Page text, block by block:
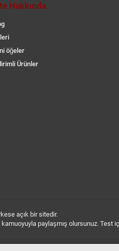
Hakkında
öğeler
Ürünler
açık bir sitedir.
paylaşmış olursunuz. Test